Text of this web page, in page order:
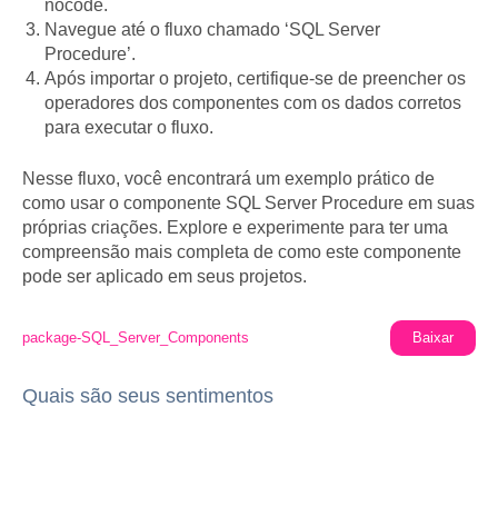
nocode.
Navegue até o fluxo chamado ‘SQL Server
Procedure’.
Após importar o projeto, certifique-se de preencher os
operadores dos componentes com os dados corretos
para executar o fluxo.
Nesse fluxo, você encontrará um exemplo prático de
como usar o componente SQL Server Procedure em suas
próprias criações. Explore e experimente para ter uma
compreensão mais completa de como este componente
pode ser aplicado em seus projetos.
package-SQL_Server_Components Baixar
Quais são seus sentimentos